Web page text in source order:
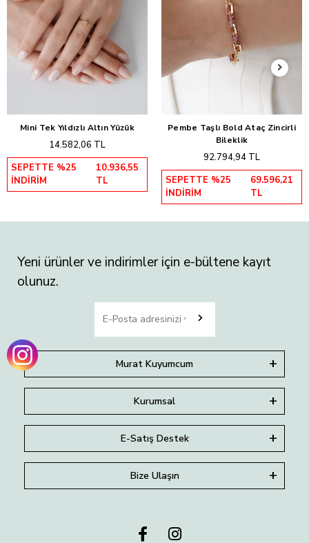
Sepete Ekle
Mini Tek Yıldızlı Altın Yüzük
14.582,06 TL
SEPETTE %25
İNDİRİM
10.936,55
TL
Sepete Ekle
Pembe Taşlı Bold Ataç Zincirli
Bileklik
92.794,94 TL
SEPETTE %25
İNDİRİM
69.596,21
TL
Yeni ürünler ve indirimler için e-bültene kayıt
olunuz.
Murat Kuyumcum
Kurumsal
E-Satış Destek
Bize Ulaşın